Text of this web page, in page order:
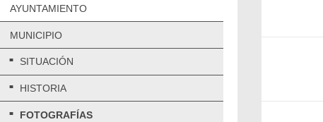
AYUNTAMIENTO
MUNICIPIO
SITUACIÓN
HISTORIA
FOTOGRAFÍAS